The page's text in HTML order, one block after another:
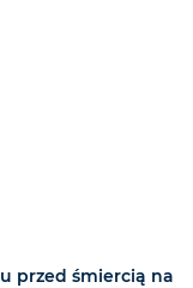
przed śmiercią na